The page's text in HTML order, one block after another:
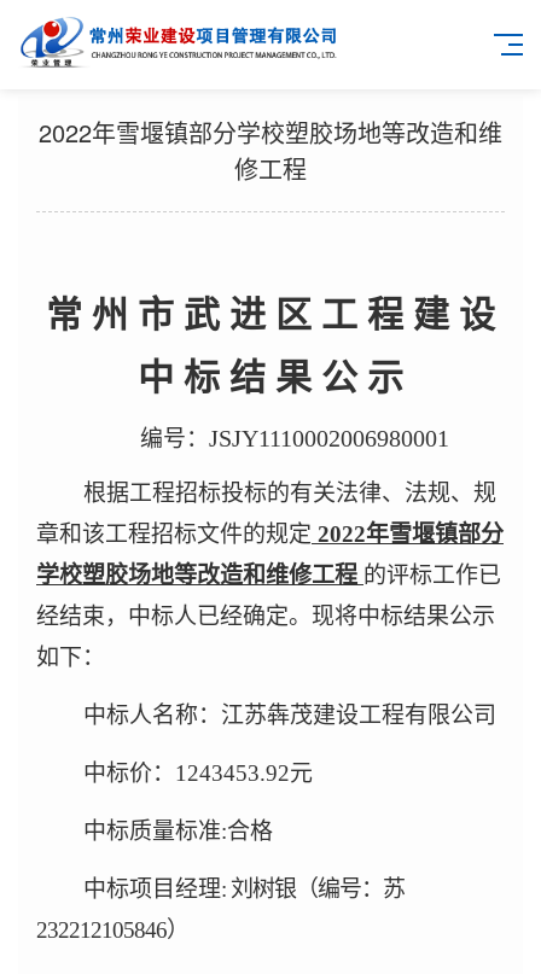
2022年雪堰镇部分学校塑胶场地等改造和维
修工程
常 州 市 武 进 区 工 程 建 设
中 标 结 果 公 示
编号： JSJY1110002006980001
根据工程招标投标的有关法律、法规、规
章和该工程招标文件的规定 2022年雪堰镇部分
学校塑胶场地等改造和维修工程 的评标工作已
经结束，中标人已经确定。现将中标结果公示
如下：
中标人名称：江苏犇茂建设工程有限公司
中标价：1243453.92元
中标质量标准:合格
中标项目经理: 刘树银（编号：苏
232212105846）